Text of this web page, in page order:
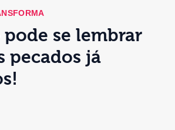
pode se lembrar
pecados já